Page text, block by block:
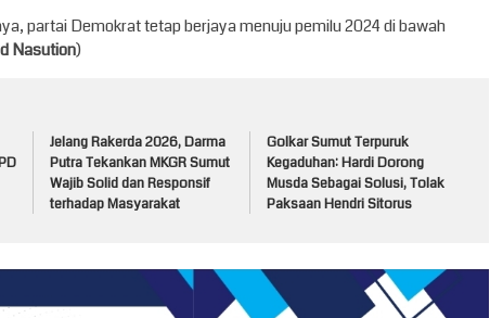
partai Demokrat tetap berjaya menuju pemilu 2024 di bawah
Nasution)
Jelang Rakerda 2026, Darma
Putra Tekankan MKGR Sumut
Wajib Solid dan Responsif
terhadap Masyarakat
Golkar Sumut Terpuruk
Kegaduhan: Hardi Dorong
Musda Sebagai Solusi, Tolak
Paksaan Hendri Sitorus